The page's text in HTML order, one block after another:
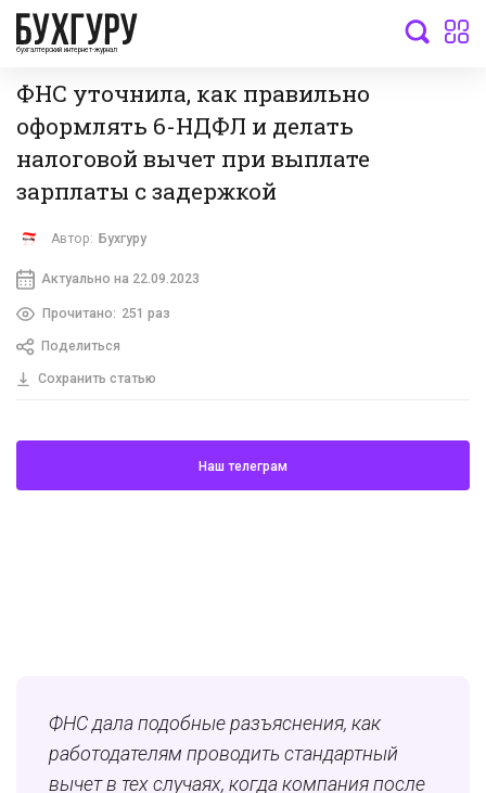
бухгалтерский интернет-журнал
ФНС уточнила, как правильно
оформлять 6-НДФЛ и делать
налоговой вычет при выплате
зарплаты с задержкой
Автор: Бухгуру
Актуально на 22.09.2023
Прочитано: 251 раз
Поделиться
Сохранить статью
Наш телеграм
ФНС дала подобные разъяснения, как
работодателям проводить стандартный
вычет в тех случаях, когда компания после